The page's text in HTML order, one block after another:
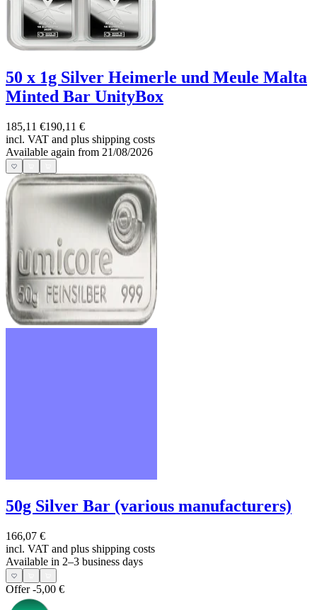
50 x 1g Silver Heimerle und Meule Malta
Minted Bar UnityBox
185,11 €190,11 €
incl. VAT and plus shipping costs
Available again from 21/08/2026
50g Silver Bar (various manufacturers)
166,07 €
incl. VAT and plus shipping costs
Available in 2–3 business days
Offer-5,00 €